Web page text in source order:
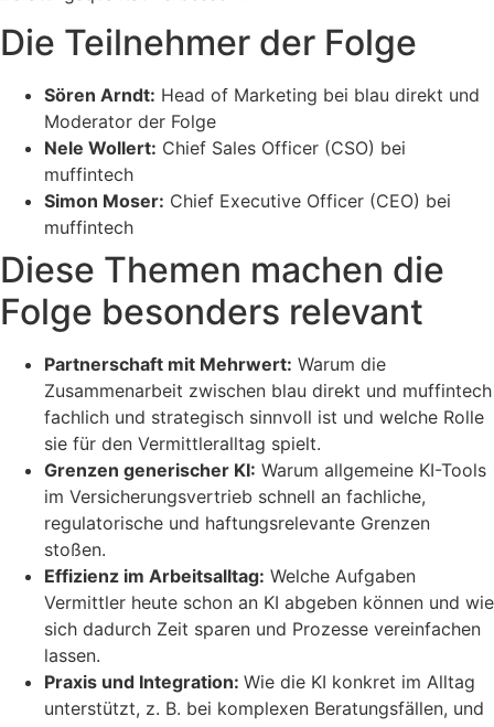
Die Teilnehmer der Folge
Sören Arndt: Head of Marketing bei blau direkt und
Moderator der Folge
Nele Wollert: Chief Sales Officer (CSO) bei
muffintech
Simon Moser: Chief Executive Officer (CEO) bei
muffintech
Diese Themen machen die
Folge besonders relevant
Partnerschaft mit Mehrwert: Warum die
Zusammenarbeit zwischen blau direkt und muffintech
fachlich und strategisch sinnvoll ist und welche Rolle
sie für den Vermittleralltag spielt.
Grenzen generischer KI: Warum allgemeine KI-Tools
im Versicherungsvertrieb schnell an fachliche,
regulatorische und haftungsrelevante Grenzen
stoßen.
Effizienz im Arbeitsalltag: Welche Aufgaben
Vermittler heute schon an KI abgeben können und wie
sich dadurch Zeit sparen und Prozesse vereinfachen
lassen.
Praxis und Integration: Wie die KI konkret im Alltag
unterstützt, z. B. bei komplexen Beratungsfällen, und